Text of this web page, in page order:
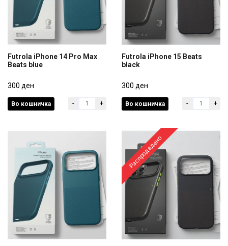
Beats blue
300 ден
Futrola iPhone 14 Pro Max
Beats blue
300 ден
Во кошничка - +
black
300 ден
Futrola iPhone 15 Beats
black
300 ден
Во кошничка - +
Распродадено